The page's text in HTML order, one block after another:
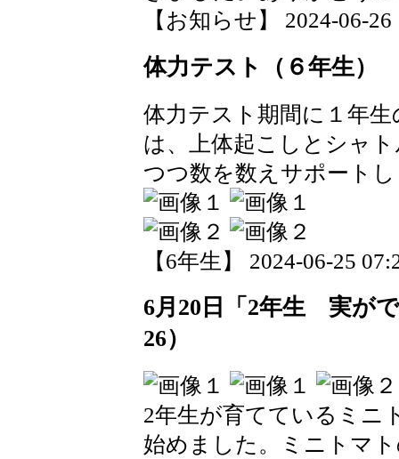
【お知らせ】 2024-06-26
体力テスト（６年生）
体力テスト期間に１年
は、上体起こしとシャ
つつ数を数えサポート
【6年生】 2024-06-25
6月20日「2年生 実が
26）
2年生が育てているミニ
始めました。ミニトマ